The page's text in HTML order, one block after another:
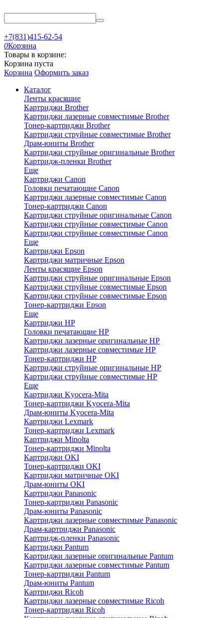
+7(831)415-62-54
0Корзина
Товары в корзине:
Корзина пуста
Корзина Оформить заказ
Каталог
Ленты красящие
Картриджи Brother
Картриджи лазерные совместимые Brother
Тонер-картриджи Brother
Картриджи струйные совместимые Brother
Драм-юниты Brother
Картриджи струйные оригинальные Brother
Картридж-пленки Brother
Еще
Картриджи Canon
Головки печатающие Canon
Картриджи лазерные совместимые Canon
Тонер-картриджи Canon
Картриджи струйные оригинальные Canon
Картриджи струйные совместимые Canon
Картриджи струйные совместимые Canon
Еще
Картриджи Epson
Картриджи матричные Epson
Ленты красящие Epson
Картриджи струйные оригинальные Epson
Картриджи струйные совместимые Epson
Картриджи струйные совместимые Epson
Тонер-картриджи Epson
Еще
Картриджи HP
Головки печатающие HP
Картриджи лазерные оригинальные HP
Картриджи лазерные совместимые HP
Тонер-картриджи HP
Картриджи струйные оригинальные HP
Картриджи струйные совместимые HP
Еще
Картриджи Kyocera-Mita
Тонер-картриджи Kyocera-Mita
Драм-юниты Kyocera-Mita
Картриджи Lexmark
Тонер-картриджи Lexmark
Картриджи Minolta
Тонер-картриджи Minolta
Картриджи OKI
Тонер-картриджи OKI
Картриджи матричные OKI
Драм-юниты OKI
Картриджи Panasonic
Тонер-картриджи Panasonic
Драм-юниты Panasonic
Картриджи лазерные совместимые Panasonic
Драм-картриджи Panasonic
Картридж-пленки Panasonic
Картриджи Pantum
Картриджи лазерные оригинальные Pantum
Картриджи лазерные совместимые Pantum
Тонер-картриджи Pantum
Драм-юниты Pantum
Картриджи Ricoh
Картриджи лазерные совместимые Ricoh
Тонер-картриджи Ricoh